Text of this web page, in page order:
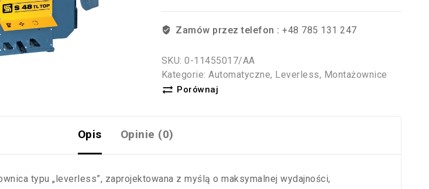
Zamów przez telefon :+48 785 131 247
SKU:0-11455017/AA
Kategorie:Automatyczne, Leverless, Montażownice
Porównaj
Opis Opinie (0)
typu „leverless”, zaprojektowana z myślą o maksymalnej wydajności,